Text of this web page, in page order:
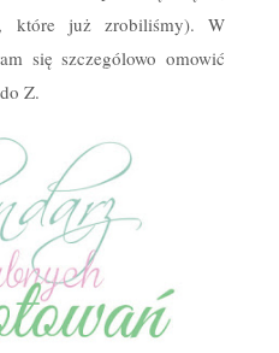
które już zrobiliśmy). W
się szczególowo omowić
Z.